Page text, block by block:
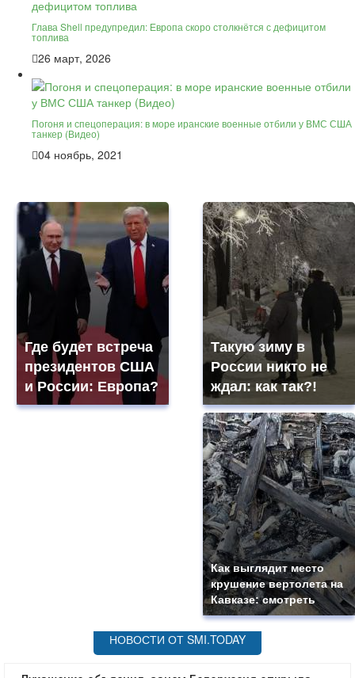
Глава Shell предупредил: Европа скоро столкнётся с дефицитом
топлива
26 март, 2026
Погоня и спецоперация: в море иранские военные отбили у ВМС США
танкер (Видео)
04 ноябрь, 2021
Где будет встреча
президентов США
и России: Европа?
Такую зиму в
России никто не
ждал: как так?!
Как выглядит место
крушение вертолета на
Кавказе: смотреть